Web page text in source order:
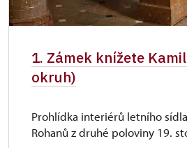
1. Zámek knížete
okruh)
Prohlídka interiérů letního
Rohanů z druhé poloviny 19.